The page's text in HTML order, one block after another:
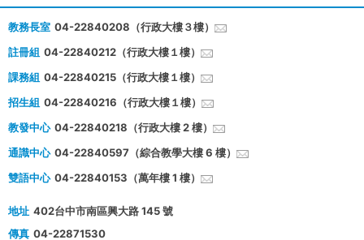
教務長室 04-22840208（行政大樓３樓）
註冊組 04-22840212（行政大樓１樓）
課務組 04-22840215（行政大樓１樓）
招生組 04-22840216（行政大樓１樓）
教發中心 04-22840218（行政大樓 2 樓）
通識中心 04-22840597（綜合教學大樓 6 樓）
雙語中心 04-22840153（萬年樓 1 樓）
地址 402台中市南區興大路 145 號
傳真 04-22871530